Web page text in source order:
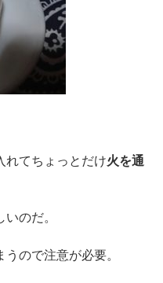
れてちょっとだけ火を通
のだ。
ので注意が必要。